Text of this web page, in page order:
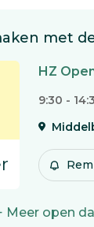
met
HZ
9:30 -
Meer open